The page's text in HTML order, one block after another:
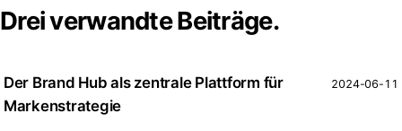
Drei verwandte Beiträge.
Der Brand Hub als zentrale Plattform für
Markenstrategie
2024-06-11